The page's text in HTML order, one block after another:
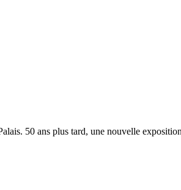
50 ans plus tard, une nouvelle